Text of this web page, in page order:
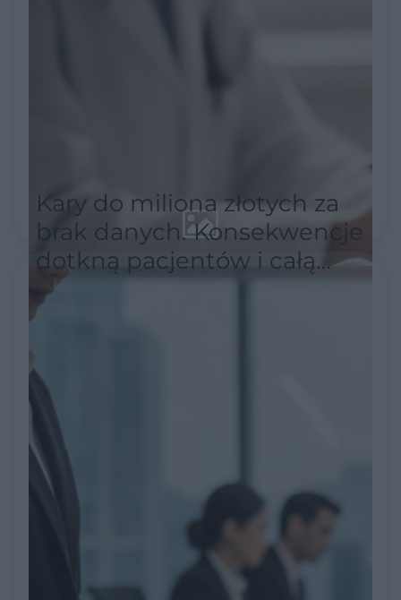
Kary do miliona złotych za
brak danych. Konsekwencje
dotkną pacjentów i całą
służbę zdrowia